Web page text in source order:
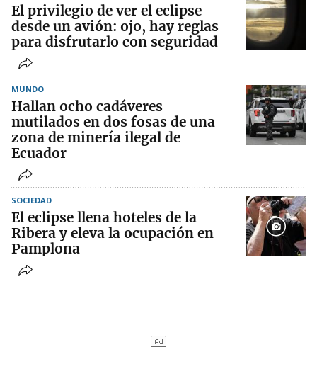
El privilegio de ver el eclipse
desde un avión: ojo, hay reglas
para disfrutarlo con seguridad
MUNDO
Hallan ocho cadáveres
mutilados en dos fosas de una
zona de minería ilegal de
Ecuador
SOCIEDAD
El eclipse llena hoteles de la
Ribera y eleva la ocupación en
Pamplona